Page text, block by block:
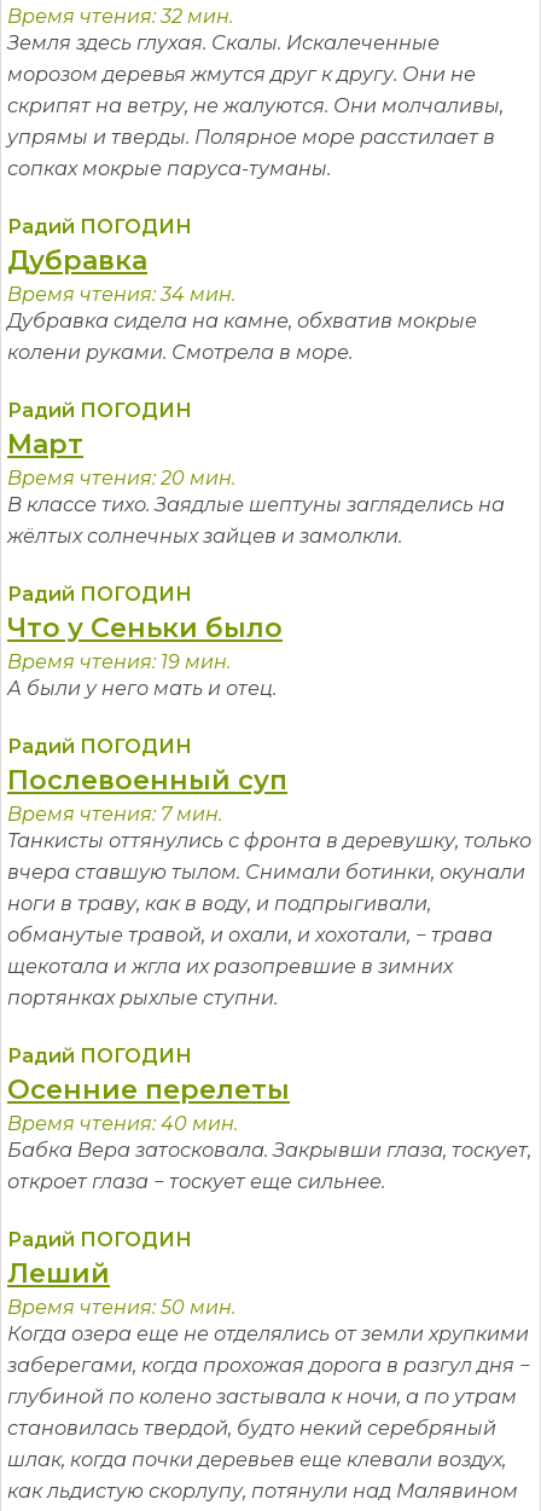
Время чтения: 32 мин.
Земля здесь глухая. Скалы. Искалеченные
морозом деревья жмутся друг к другу. Они не
скрипят на ветру, не жалуются. Они молчаливы,
упрямы и тверды. Полярное море расстилает в
сопках мокрые паруса-туманы.
Радий ПОГОДИН
Дубравка
Время чтения: 34 мин.
Дубравка сидела на камне, обхватив мокрые
колени руками. Смотрела в море.
Радий ПОГОДИН
Март
Время чтения: 20 мин.
В классе тихо. Заядлые шептуны загляделись на
жёлтых солнечных зайцев и замолкли.
Радий ПОГОДИН
Что у Сеньки было
Время чтения: 19 мин.
А были у него мать и отец.
Радий ПОГОДИН
Послевоенный суп
Время чтения: 7 мин.
Танкисты оттянулись с фронта в деревушку, только
вчера ставшую тылом. Снимали ботинки, окунали
ноги в траву, как в воду, и подпрыгивали,
обманутые травой, и охали, и хохотали, − трава
щекотала и жгла их разопревшие в зимних
портянках рыхлые ступни.
Радий ПОГОДИН
Осенние перелеты
Время чтения: 40 мин.
Бабка Вера затосковала. Закрывши глаза, тоскует,
откроет глаза − тоскует еще сильнее.
Радий ПОГОДИН
Леший
Время чтения: 50 мин.
Когда озера еще не отделялись от земли хрупкими
заберегами, когда прохожая дорога в разгул дня −
глубиной по колено застывала к ночи, а по утрам
становилась твердой, будто некий серебряный
шлак, когда почки деревьев еще клевали воздух,
как льдистую скорлупу, потянули над Малявином